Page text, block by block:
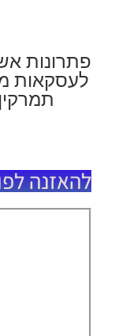
פתרונות
לעסקאות
להאזנה